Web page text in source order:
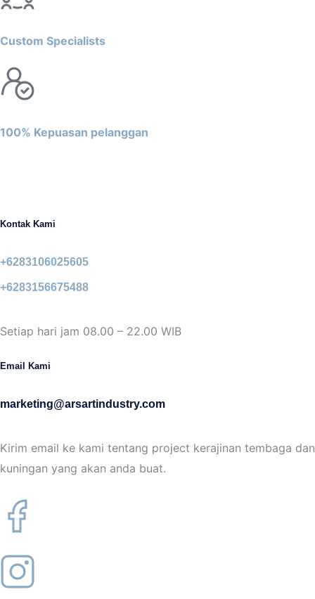
Custom Specialists
100% Kepuasan pelanggan
Kontak Kami
+6283106025605
+6283156675488
Setiap hari jam 08.00 – 22.00 WIB
Email Kami
marketing@arsartindustry.com
Kirim email ke kami tentang project kerajinan tembaga dan
kuningan yang akan anda buat.